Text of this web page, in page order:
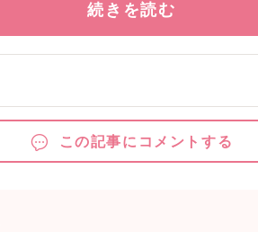
続きを読む
この記事にコメントする